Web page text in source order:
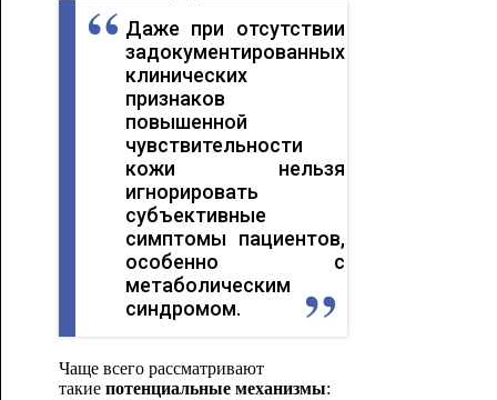
Даже при отсутствии
задокументированных
клинических
признаков
повышенной
чувствительности
кожи нельзя
игнорировать
субъективные
симптомы пациентов,
особенно с
метаболическим
синдромом.
Чаще всего рассматривают
такие потенциальные механизмы: